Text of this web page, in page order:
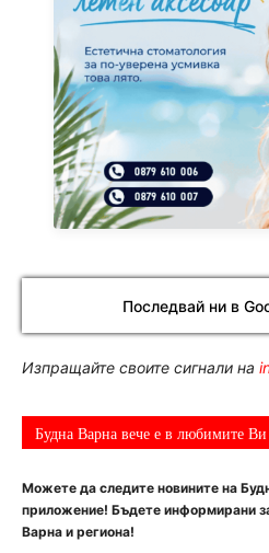
Последвай ни в
Изпращайте своите сигнали на
Будна Варна вече е в любимите
Можете да следите новините на
приложение! Бъдете информирани
Варна и региона!